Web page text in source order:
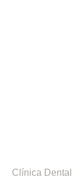
Clínica Dental